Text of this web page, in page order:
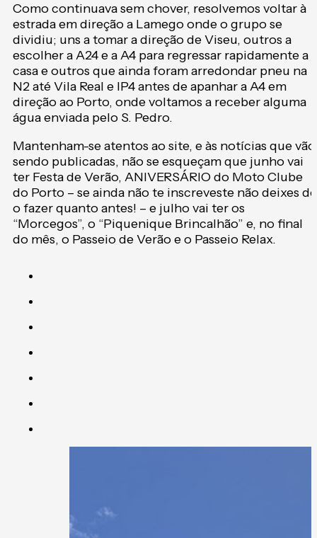
Como continuava sem chover, resolvemos voltar à
estrada em direção a Lamego onde o grupo se
dividiu; uns a tomar a direção de Viseu, outros a
escolher a A24 e a A4 para regressar rapidamente a
casa e outros que ainda foram arredondar pneu na
N2 até Vila Real e IP4 antes de apanhar a A4 em
direção ao Porto, onde voltamos a receber alguma
água enviada pelo S. Pedro.
Mantenham-se atentos ao site, e às notícias que vão
sendo publicadas, não se esqueçam que junho vai
ter Festa de Verão, ANIVERSÁRIO do Moto Clube
do Porto – se ainda não te inscreveste não deixes de
o fazer quanto antes! – e julho vai ter os
“Morcegos”, o “Piquenique Brincalhão” e, no final
do mês, o Passeio de Verão e o Passeio Relax.